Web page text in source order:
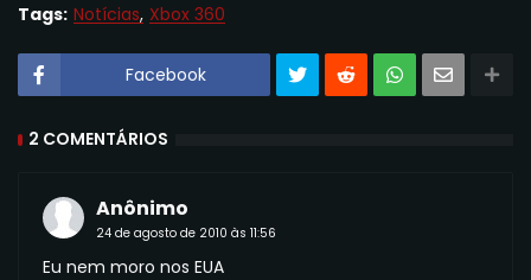
Tags: Notícias Xbox 360
Facebook
2 COMENTÁRIOS
Anônimo
24 de agosto de 2010 às 11:56
Eu nem moro nos EUA